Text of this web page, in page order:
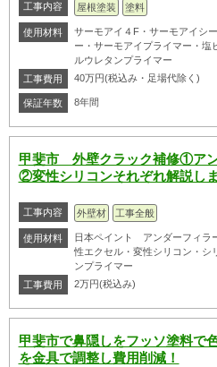
工事内容 屋根塗装 塗料
使用材料
サーモアイ４F・サーモアイシ
ー・サーモアイプライマー・塩
ルウレタンプライマー
工事費用
40万円(税込み・足場代除く)
保証年数 8年間
甲斐市 外壁クラック補修①ア
②変性シリコンそれぞれ解説し
工事内容 外壁材 工事全般
使用材料
日本ペイント アンダーフィラ
性エクセル・変性シリコン・シ
ンプライマー
工事費用
2万円(税込み)
甲斐市で鼻隠しをフッソ塗料で
を金具で調整し費用削減！